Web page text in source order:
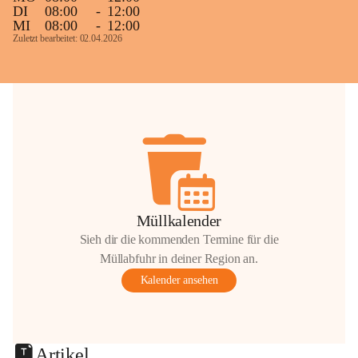
DI
08:00 - 12:00
MI
08:00 - 12:00
Zuletzt bearbeitet: 02.04.2026
Müllkalender
Sieh dir die kommenden Termine für die
Müllabfuhr in deiner Region an.
Kalender ansehen